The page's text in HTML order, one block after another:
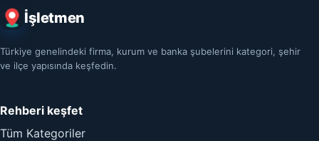
İşletmen
Türkiye genelindeki firma, kurum ve banka şubelerini kategori, şehir
ve ilçe yapısında keşfedin.
Rehberi keşfet
Tüm Kategoriler